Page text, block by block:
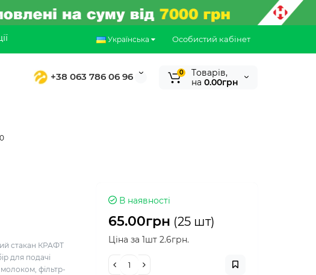
Особистий кабінет
Українська
+38 063 786 06 96 0
Tоварів,
на 0.00грн
стакан КРАФТ
для подачі
фільтр-
В наявності
65.00грн (25 шт)
Ціна за 1шт 2.6грн.